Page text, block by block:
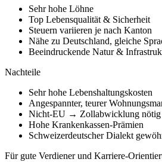
Schweiz fahren wir regelmäßig –
Übersiedlungsgut. Wir wissen, worauf
ankommt."
Seit 1999in Berlin – über 15 Jahre
Regelmäßige Touren in die
4,96★ aus 252 Google-
Eigene Fahrzeuge,
versteckte Kosten
Bekannt ausSAT.1& dem